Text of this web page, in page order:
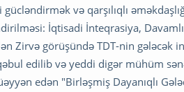
gücləndirmək və qarşılıqlı
İqtisadi İnteqrasiya,
Zirvə görüşündə TDT-nin gələcək
edilib və yeddi digər mühüm
edən "Birləşmiş Dayanıqlı